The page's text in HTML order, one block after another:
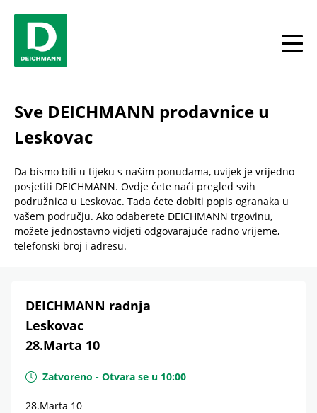
toggle
Sve DEICHMANN prodavnice u
Leskovac
Da bismo bili u tijeku s našim ponudama, uvijek je vrijedno
posjetiti DEICHMANN. Ovdje ćete naći pregled svih
podružnica u Leskovac. Tada ćete dobiti popis ogranaka u
vašem području. Ako odaberete DEICHMANN trgovinu,
možete jednostavno vidjeti odgovarajuće radno vrijeme,
telefonski broj i adresu.
DEICHMANN radnja
Leskovac
28.Marta 10
Zatvoreno - Otvara se u 10:00
28.Marta 10